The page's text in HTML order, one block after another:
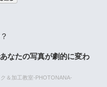
なたの写真が劇的に変わ
＆加工教室-PHOTONANA-